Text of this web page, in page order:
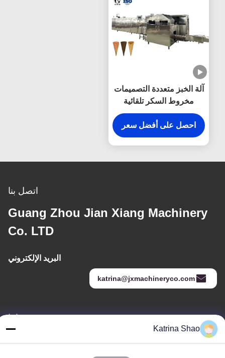
آلة الخبز متعددة التصميمات
مخروط السكر تلقائية
بالكامل مع سيمانس / دلتا
التحكم بالتحكم الآلي
احصل على أفضل سعر
اتصل بنا
Guang Zhou Jian Xiang Machinery
Co. LTD
البريد الإلكتروني
katrina@jxmachineryco.com
عنواننا
العنوان
Katrina Shao